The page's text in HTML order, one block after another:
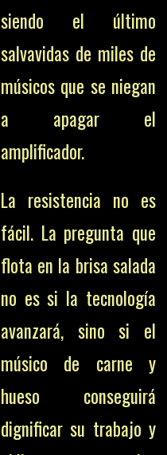
siendo el último
salvavidas de miles de
músicos que se niegan
a apagar el
amplificador.
La resistencia no es
fácil. La pregunta que
flota en la brisa salada
no es si la tecnología
avanzará, sino si el
músico de carne y
hueso conseguirá
dignificar su trabajo y